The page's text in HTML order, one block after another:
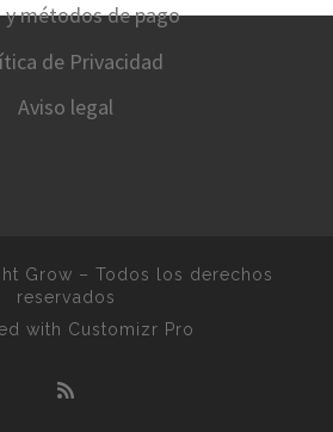
y métodos de pago
de Privacidad
Aviso legal
Grow – Todos los derechos
reservados
with Customizr Pro